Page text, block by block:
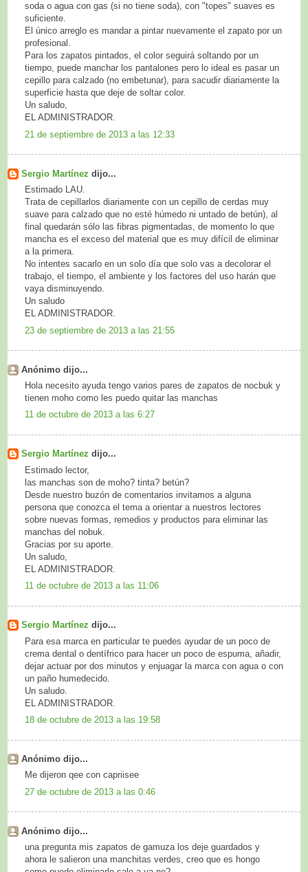
soda o agua con gas (si no tiene soda), con "topes" suaves es
suficiente.
El único arreglo es mandar a pintar nuevamente el zapato por un
profesional.
Para los zapatos pintados, el color seguirá soltando por un
tiempo, puede manchar los pantalones pero lo ideal es pasar un
cepillo para calzado (no embetunar), para sacudir diariamente la
superficie hasta que deje de soltar color.
Un saludo,
EL ADMINISTRADOR.
21 de septiembre de 2013 a las 12:33
Sergio Martínez dijo...
Estimado LAU.
Trata de cepillarlos diariamente con un cepillo de cerdas muy
suave para calzado que no esté húmedo ni untado de betún), al
final quedarán sólo las fibras pigmentadas, de momento lo que
mancha es el exceso del material que es muy difícil de eliminar
a la primera.
No intentes sacarlo en un solo día que solo vas a decolorar el
trabajo, el tiempo, el ambiente y los factores del uso harán que
vaya disminuyendo.
Un saludo
EL ADMINISTRADOR.
23 de septiembre de 2013 a las 21:55
Anónimo dijo...
Hola necesito ayuda tengo varios pares de zapatos de nocbuk y
tienen moho como les puedo quitar las manchas
11 de octubre de 2013 a las 6:27
Sergio Martínez dijo...
Estimado lector,
las manchas son de moho? tinta? betún?
Desde nuestro buzón de comentarios invitamos a alguna
persona que conozca el tema a orientar a nuestros lectores
sobre nuevas formas, remedios y productos para eliminar las
manchas del nobuk.
Gracias por su aporte.
Un saludo,
EL ADMINISTRADOR.
11 de octubre de 2013 a las 11:06
Sergio Martínez dijo...
Para esa marca en particular te puedes ayudar de un poco de
crema dental o dentífrico para hacer un poco de espuma, añadir,
dejar actuar por dos minutos y enjuagar la marca con agua o con
un paño humedecido.
Un saludo.
EL ADMINISTRADOR.
18 de octubre de 2013 a las 19:58
Anónimo dijo...
Me dijeron qee con capriisee
27 de octubre de 2013 a las 0:46
Anónimo dijo...
una pregunta mis zapatos de gamuza los deje guardados y
ahora le salieron una manchitas verdes, creo que es hongo